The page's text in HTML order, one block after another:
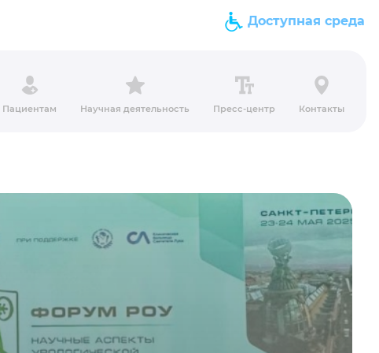
Доступная среда
Пациентам Научная деятельность Пресс-центр Контакты